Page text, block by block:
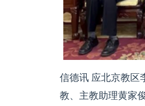
信德讯 应北京教区
教、主教助理黄家